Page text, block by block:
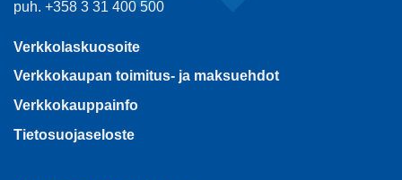
puh. +358 3 31 400 500
Verkkolaskuosoite
Verkkokaupan toimitus- ja maksuehdot
Verkkokauppainfo
Tietosuojaseloste